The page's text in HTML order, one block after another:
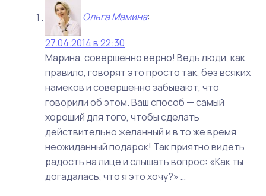
Ольга Мамина:
27.04.2014 в 22:30
Марина, совершенно верно! Ведь люди, как
правило, говорят это просто так, без всяких
намеков и совершенно забывают, что
говорили об этом. Ваш способ — самый
хороший для того, чтобы сделать
действительно желанный и в то же время
неожиданный подарок! Так приятно видеть
радость на лице и слышать вопрос: «Как ты
догадалась, что я это хочу?» …